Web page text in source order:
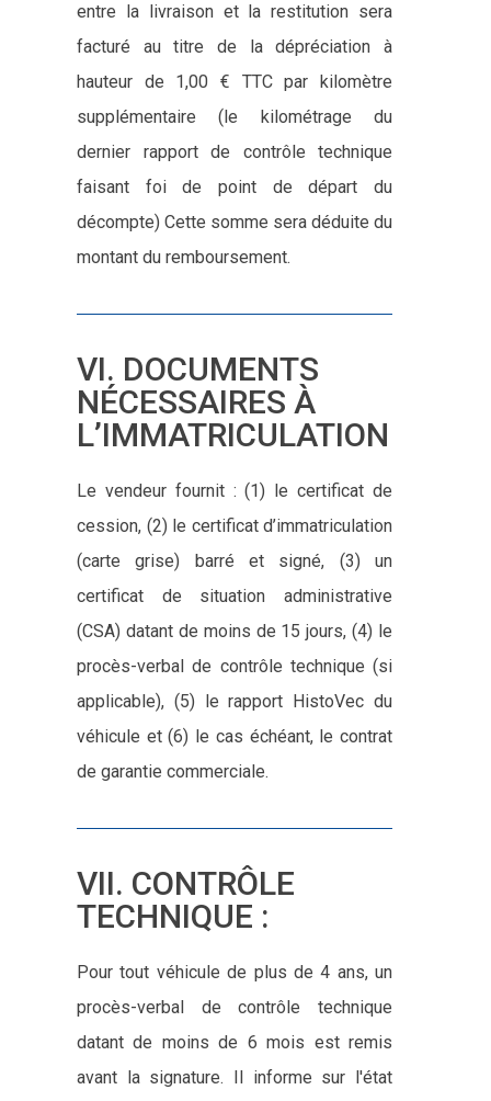
entre la livraison et la restitution sera
facturé au titre de la dépréciation à
hauteur de 1,00 € TTC par kilomètre
supplémentaire (le kilométrage du
dernier rapport de contrôle technique
faisant foi de point de départ du
décompte) Cette somme sera déduite du
montant du remboursement.
VI. DOCUMENTS
NÉCESSAIRES À
L’IMMATRICULATION
Le vendeur fournit : (1) le certificat de
cession, (2) le certificat d’immatriculation
(carte grise) barré et signé, (3) un
certificat de situation administrative
(CSA) datant de moins de 15 jours, (4) le
procès-verbal de contrôle technique (si
applicable), (5) le rapport HistoVec du
véhicule et (6) le cas échéant, le contrat
de garantie commerciale.
VII. CONTRÔLE
TECHNIQUE :
Pour tout véhicule de plus de 4 ans, un
procès-verbal de contrôle technique
datant de moins de 6 mois est remis
avant la signature. Il informe sur l'état